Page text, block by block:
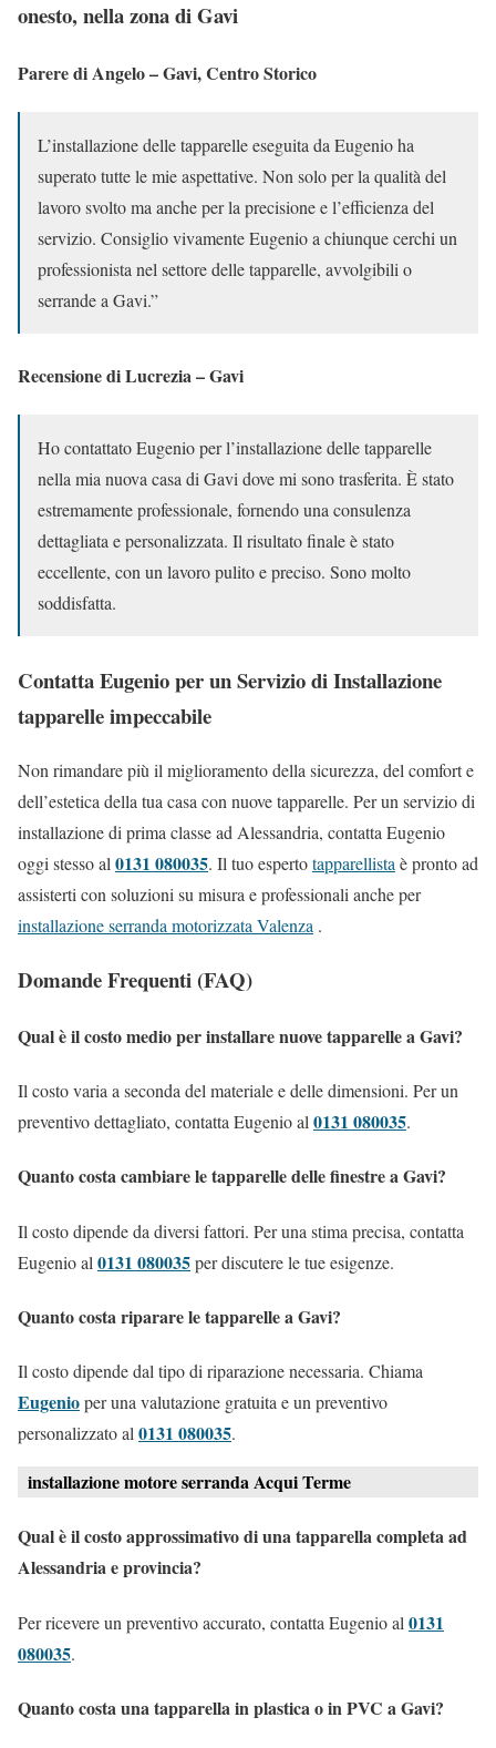
onesto, nella zona di Gavi
Parere di Angelo – Gavi, Centro Storico
L’installazione delle tapparelle eseguita da Eugenio ha
superato tutte le mie aspettative. Non solo per la qualità del
lavoro svolto ma anche per la precisione e l’efficienza del
servizio. Consiglio vivamente Eugenio a chiunque cerchi un
professionista nel settore delle tapparelle, avvolgibili o
serrande a Gavi.”
Recensione di Lucrezia – Gavi
Ho contattato Eugenio per l’installazione delle tapparelle
nella mia nuova casa di Gavi dove mi sono trasferita. È stato
estremamente professionale, fornendo una consulenza
dettagliata e personalizzata. Il risultato finale è stato
eccellente, con un lavoro pulito e preciso. Sono molto
soddisfatta.
Contatta Eugenio per un Servizio di Installazione
tapparelle impeccabile
Non rimandare più il miglioramento della sicurezza, del comfort e
dell’estetica della tua casa con nuove tapparelle. Per un servizio di
installazione di prima classe ad Alessandria, contatta Eugenio
oggi stesso al 0131 080035. Il tuo espertotapparellista è pronto ad
assisterti con soluzioni su misura e professionali anche per
installazione serranda motorizzata Valenza .
Domande Frequenti (FAQ)
Qual è il costo medio per installare nuove tapparelle a Gavi?
Il costo varia a seconda del materiale e delle dimensioni. Per un
preventivo dettagliato, contatta Eugenio al 0131 080035.
Quanto costa cambiare le tapparelle delle finestre a Gavi?
Il costo dipende da diversi fattori. Per una stima precisa, contatta
Eugenio al 0131 080035per discutere le tue esigenze.
Quanto costa riparare le tapparelle a Gavi?
Il costo dipende dal tipo di riparazione necessaria. Chiama
Eugenioper una valutazione gratuita e un preventivo
personalizzato al 0131 080035.
installazione motore serranda Acqui Terme
Qual è il costo approssimativo di una tapparella completa ad
Alessandria e provincia?
Per ricevere un preventivo accurato, contatta Eugenio al 0131
080035.
Quanto costa una tapparella in plastica o in PVC a Gavi?